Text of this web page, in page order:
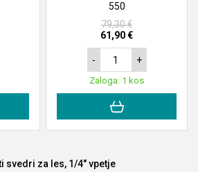
550
79,30 €
61,90 €
- +
Zaloga: 1 kos
svedri za les, 1/4" vpetje